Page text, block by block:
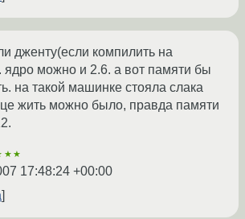
дженту(если компилить на
ядро можно и 2.6. а вот памяти бы
на такой машинке стояла слака
жить можно было, правда памяти
17:48:24 +00:00